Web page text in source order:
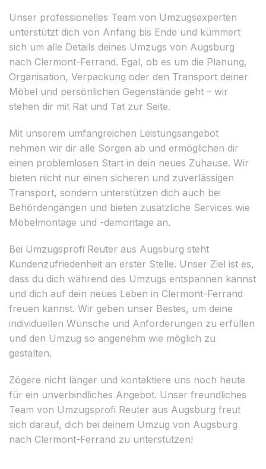
Unser professionelles Team von Umzugsexperten
unterstützt dich von Anfang bis Ende und kümmert
sich um alle Details deines Umzugs von Augsburg
nach Clermont-Ferrand. Egal, ob es um die Planung,
Organisation, Verpackung oder den Transport deiner
Möbel und persönlichen Gegenstände geht – wir
stehen dir mit Rat und Tat zur Seite.
Mit unserem umfangreichen Leistungsangebot
nehmen wir dir alle Sorgen ab und ermöglichen dir
einen problemlosen Start in dein neues Zuhause. Wir
bieten nicht nur einen sicheren und zuverlässigen
Transport, sondern unterstützen dich auch bei
Behördengängen und bieten zusätzliche Services wie
Möbelmontage und -demontage an.
Bei Umzugsprofi Reuter aus Augsburg steht
Kundenzufriedenheit an erster Stelle. Unser Ziel ist es,
dass du dich während des Umzugs entspannen kannst
und dich auf dein neues Leben in Clermont-Ferrand
freuen kannst. Wir geben unser Bestes, um deine
individuellen Wünsche und Anforderungen zu erfüllen
und den Umzug so angenehm wie möglich zu
gestalten.
Zögere nicht länger und kontaktiere uns noch heute
für ein unverbindliches Angebot. Unser freundliches
Team von Umzugsprofi Reuter aus Augsburg freut
sich darauf, dich bei deinem Umzug von Augsburg
nach Clermont-Ferrand zu unterstützen!